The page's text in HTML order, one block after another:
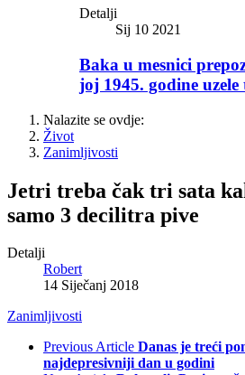
Detalji
Sij 10 2021
Baka u mesnici
joj 1945. godine
Nalazite se ovdje:
Život
Zanimljivosti
Jetri treba čak tri sata
samo 3 decilitra pive
Detalji
Robert
14 Siječanj 2018
Zanimljivosti
Previous Article Danas je treći
najdepresivniji dan u godini